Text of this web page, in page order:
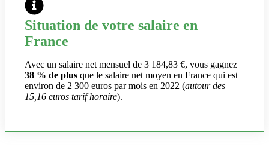
Situation de votre salaire en
France
Avec un salaire net mensuel de 3 184,83 €, vous gagnez
38 % de plus que le salaire net moyen en France qui est
environ de 2 300 euros par mois en 2022 (autour des
15,16 euros tarif horaire).